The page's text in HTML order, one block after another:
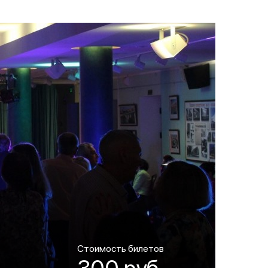
Стоимость билетов